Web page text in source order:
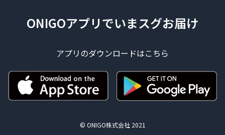
ONIGOアプリでいまスグお届け
アプリのダウンロードはこちら
© ONIGO株式会社 2021